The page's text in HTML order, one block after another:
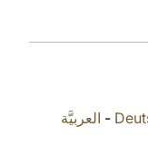
العربيَّة -